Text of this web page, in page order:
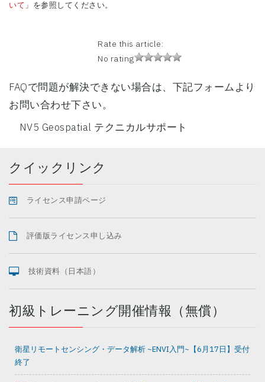
いて 」を参照してください。
Rate this article:
No rating
FAQで問題が解決できない場合は、下記フォームより
お問い合わせ下さい。
NV5 Geospatial テクニカルサポート
クイックリンク
ライセンス申請ページ
評価版ライセンス申し込み
技術資料（日本語）
初級トレーニング開催情報（無償）
衛星リモートセンシング・データ解析 ~ENVI入門~【6月17日】受付
終了